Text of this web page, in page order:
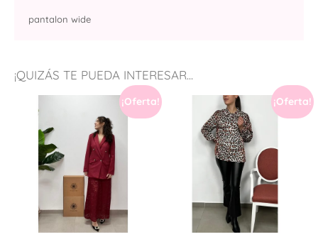
¡QUIZÁS TE PUEDA INTERESAR...
¡Oferta! ¡Oferta!
pantalon wide